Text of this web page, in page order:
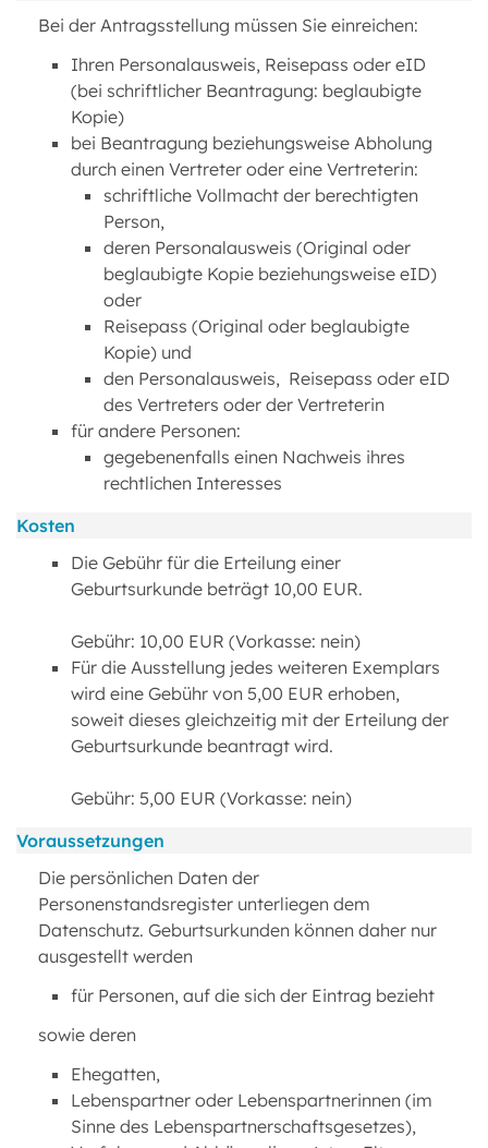
Bei der Antragsstellung müssen Sie einreichen:
Ihren Personalausweis, Reisepass oder eID
(bei schriftlicher Beantragung: beglaubigte
Kopie)
bei Beantragung beziehungsweise Abholung
durch einen Vertreter oder eine Vertreterin:
schriftliche Vollmacht der berechtigten
Person,
deren Personalausweis (Original oder
beglaubigte Kopie beziehungsweise eID)
oder
Reisepass (Original oder beglaubigte
Kopie) und
den Personalausweis, Reisepass oder eID
des Vertreters oder der Vertreterin
für andere Personen:
gegebenenfalls einen Nachweis ihres
rechtlichen Interesses
Kosten
Die Gebühr für die Erteilung einer
Geburtsurkunde beträgt 10,00 EUR.
Gebühr: 10,00 EUR (Vorkasse: nein)
Für die Ausstellung jedes weiteren Exemplars
wird eine Gebühr von 5,00 EUR erhoben,
soweit dieses gleichzeitig mit der Erteilung der
Geburtsurkunde beantragt wird.
Gebühr: 5,00 EUR (Vorkasse: nein)
Voraussetzungen
Die persönlichen Daten der
Personenstandsregister unterliegen dem
Datenschutz. Geburtsurkunden können daher nur
ausgestellt werden
für Personen, auf die sich der Eintrag bezieht
sowie deren
Ehegatten,
Lebenspartner oder Lebenspartnerinnen (im
Sinne des Lebenspartnerschaftsgesetzes),